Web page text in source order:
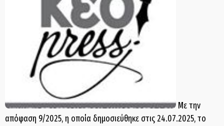
Με την
απόφαση 9/2025, η οποία δημοσιεύθηκε στις 24.07.2025, το